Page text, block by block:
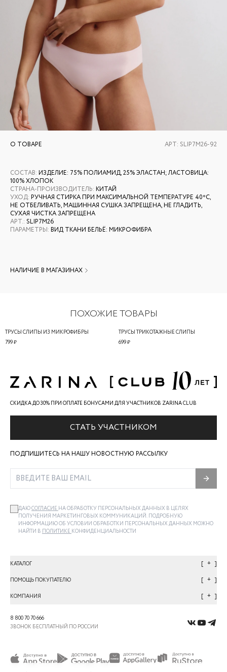
О ТОВАРЕ АРТ: SLIP7M26-92
СОСТАВ: ИЗДЕЛИЕ: 75% ПОЛИАМИД, 25% ЭЛАСТАН; ЛАСТОВИЦА:
100% ХЛОПОК
СТРАНА-ПРОИЗВОДИТЕЛЬ: КИТАЙ
УХОД: РУЧНАЯ СТИРКА ПРИ МАКСИМАЛЬНОЙ ТЕМПЕРАТУРЕ 40ºС,
НЕ ОТБЕЛИВАТЬ, МАШИННАЯ СУШКА ЗАПРЕЩЕНА, НЕ ГЛАДИТЬ,
СУХАЯ ЧИСТКА ЗАПРЕЩЕНА
АРТ.: SLIP7M26
ПАРАМЕТРЫ: ВИД ТКАНИ БЕЛЬЁ: МИКРОФИБРА
НАЛИЧИЕ В МАГАЗИНАХ
ПОХОЖИЕ ТОВАРЫ
ТРУСЫ СЛИПЫ ИЗ МИКРОФИБРЫ
799 ₽
ТРУСЫ ТРИКОТАЖНЫЕ СЛИПЫ
699 ₽
СКИДКА ДО 30% ПРИ ОПЛАТЕ БОНУСАМИ ДЛЯ УЧАСТНИКОВ ZARINA CLUB
СТАТЬ УЧАСТНИКОМ
ПОДПИШИТЕСЬ НА НАШУ НОВОСТНУЮ РАССЫЛКУ
ДАЮСОГЛАСИЕ НА ОБРАБОТКУ ПЕРСОНАЛЬНЫХ ДАННЫХ В ЦЕЛЯХ
ПОЛУЧЕНИЯ МАРКЕТИНГОВЫХ КОММУНИКАЦИЙ. ПОДРОБНУЮ
ИНФОРМАЦИЮ ОБ УСЛОВИИ ОБРАБОТКИ ПЕРСОНАЛЬНЫХ ДАННЫХ МОЖНО
НАЙТИ В ПОЛИТИКЕ КОНФИДЕНЦИАЛЬНОСТИ
КАТАЛОГ +
ПОМОЩЬ ПОКУПАТЕЛЮ +
КОМПАНИЯ +
8 800 70 70 666
ЗВОНОК БЕСПЛАТНЫЙ ПО РОССИИ